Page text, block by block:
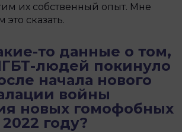
их собственный опыт. Мне
сказать.
то данные о том,
людей покинуло
начала нового
войны
новых гомофобных
году?